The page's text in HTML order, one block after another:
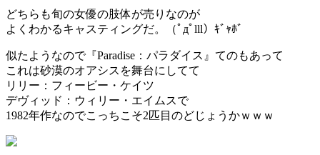
どちらも旬の女優の肢体が売りなのが
よくわかるキャスティングだ。（ﾟдﾟlll）ｷﾞｬﾎﾞ
似たようなので『Paradise：パラダイス』てのもあって
これは砂漠のオアシスを舞台にしてて
リリー：フィービー・ケイツ
デヴィッド：ウィリー・エイムスで
1982年作なのでこっちこそ2匹目のどじょうかｗｗｗ